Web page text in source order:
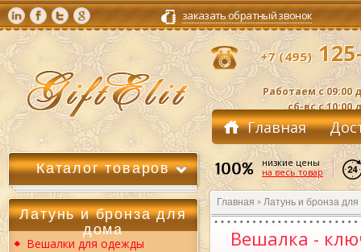
заказать обратный звонок
+7 (495)
Работаем с 09:00
сб-вс с 10:00
Главная
Контакты
Каталог товаров
Латунь и бронза для
дома
Вешалки для одежды
низкие цены
на весь товар
Главная » Латунь и бронза
Вешалка -